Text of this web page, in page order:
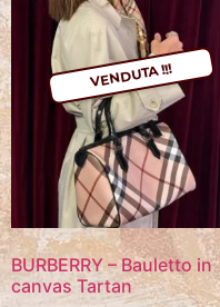
VENDUTA !!!
BURBERRY – Bauletto in
canvas Tartan